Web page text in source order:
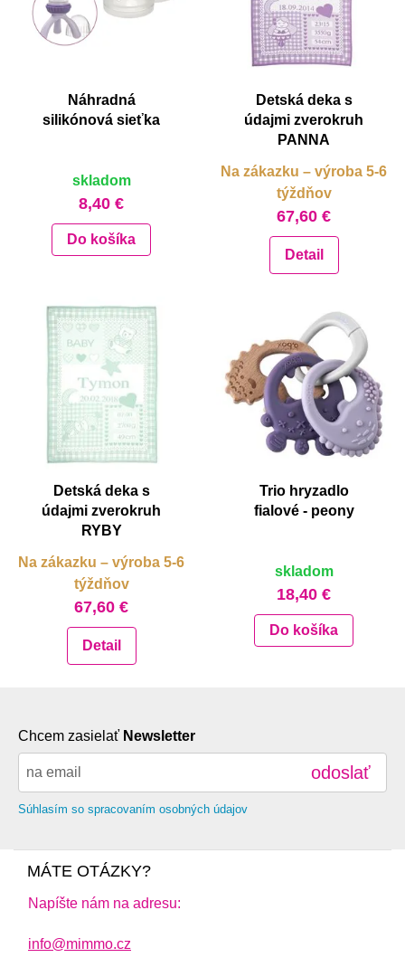
Náhradná
silikónová sieťka
skladom
8,40 €
Do košíka
Detská deka s
údajmi zverokruh
PANNA
Na zákazku – výroba 5-6
týždňov
67,60 €
Detail
Detská deka s
údajmi zverokruh
RYBY
Na zákazku – výroba 5-6
týždňov
67,60 €
Detail
Trio hryzadlo
fialové - peony
skladom
18,40 €
Do košíka
Chcem zasielať Newsletter
odoslať
Súhlasím so spracovaním osobných údajov
MÁTE OTÁZKY?
Napíšte nám na adresu:
info@mimmo.cz